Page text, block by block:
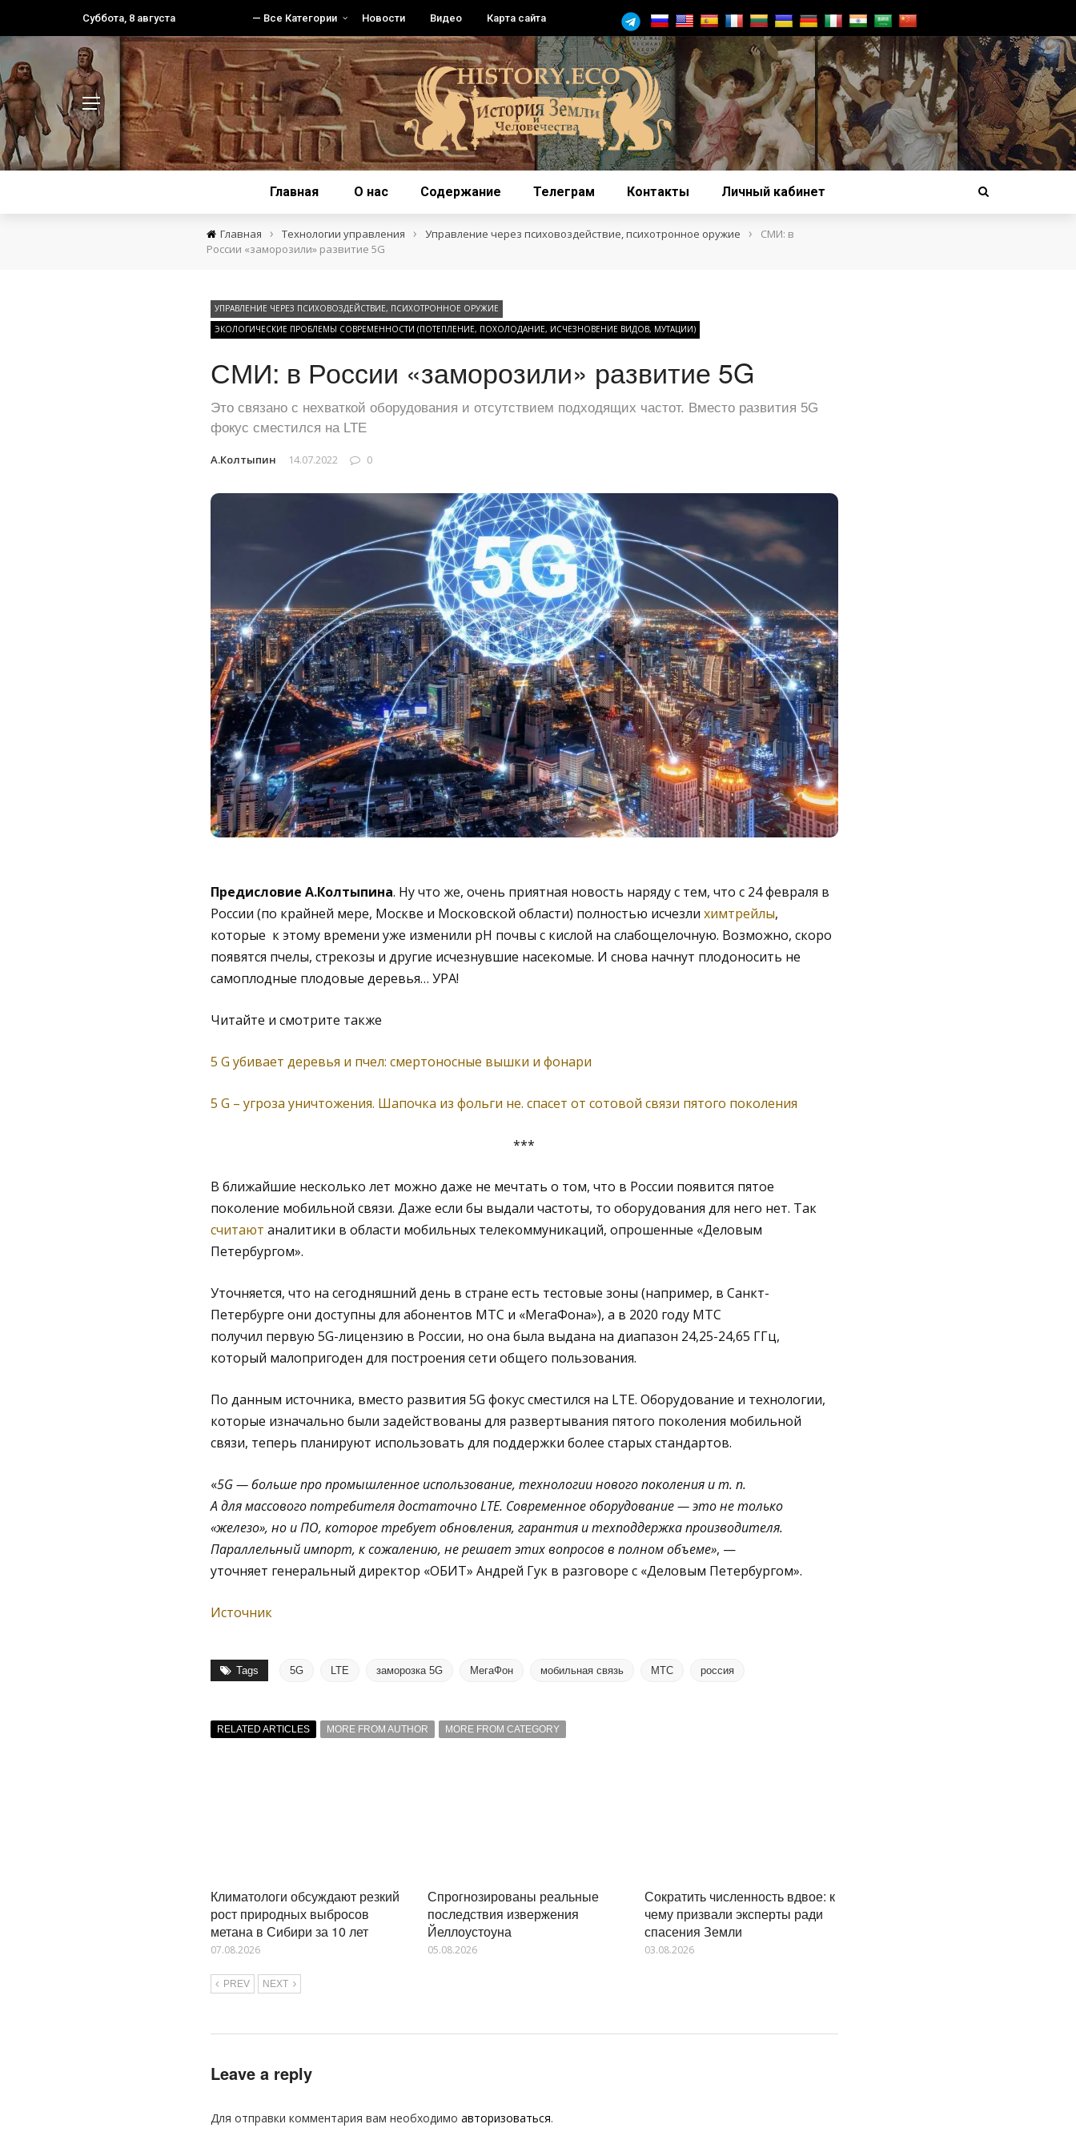
Суббота, 8 августа — Все Категории Новости Видео Карта сайта
Главная О нас Содержание Телеграм Контакты Личный кабинет
Главная › Технологии управления › Управление через психовоздействие, психотронное оружие ›
СМИ: в
России «заморозили» развитие 5G
УПРАВЛЕНИЕ ЧЕРЕЗ ПСИХОВОЗДЕЙСТВИЕ, ПСИХОТРОННОЕ ОРУЖИЕ
ЭКОЛОГИЧЕСКИЕ ПРОБЛЕМЫ СОВРЕМЕННОСТИ (ПОТЕПЛЕНИЕ, ПОХОЛОДАНИЕ, ИСЧЕЗНОВЕНИЕ ВИДОВ, МУТАЦИИ)
СМИ: в России «заморозили» развитие 5G
Это связано с нехваткой оборудования и отсутствием подходящих частот. Вместо развития 5G
фокус сместился на LTE
А.Колтыпин 14.07.2022 0
Предисловие А.Колтыпина. Ну что же, очень приятная новость наряду с тем, что с 24 февраля в
России (по крайней мере, Москве и Московской области) полностью исчезли химтрейлы,
которые к этому времени уже изменили pH почвы с кислой на слабощелочную. Возможно, скоро
появятся пчелы, стрекозы и другие исчезнувшие насекомые. И снова начнут плодоносить не
самоплодные плодовые деревья… УРА!
Читайте и смотрите также
5 G убивает деревья и пчел: смертоносные вышки и фонари
5 G – угроза уничтожения. Шапочка из фольги не. спасет от сотовой связи пятого поколения
***
В ближайшие несколько лет можно даже не мечтать о том, что в России появится пятое
поколение мобильной связи. Даже если бы выдали частоты, то оборудования для него нет. Так
считают аналитики в области мобильных телекоммуникаций, опрошенные «Деловым
Петербургом».
Уточняется, что на сегодняшний день в стране есть тестовые зоны (например, в Санкт-
Петербурге они доступны для абонентов МТС и «МегаФона»), а в 2020 году МТС
получил первую 5G-лицензию в России, но она была выдана на диапазон 24,25-24,65 ГГц,
который малопригоден для построения сети общего пользования.
По данным источника, вместо развития 5G фокус сместился на LTE. Оборудование и технологии,
которые изначально были задействованы для развертывания пятого поколения мобильной
связи, теперь планируют использовать для поддержки более старых стандартов.
«5G — больше про промышленное использование, технологии нового поколения и т. п.
А для массового потребителя достаточно LTE. Современное оборудование — это не только
«железо», но и ПО, которое требует обновления, гарантия и техподдержка производителя.
Параллельный импорт, к сожалению, не решает этих вопросов в полном объеме», —
уточняет генеральный директор «ОБИТ» Андрей Гук в разговоре с «Деловым Петербургом».
Источник
Tags 5G LTE заморозка 5G МегаФон мобильная связь МТС россия
RELATED ARTICLES MORE FROM AUTHOR MORE FROM CATEGORY
Климатологи обсуждают резкий
рост природных выбросов
метана в Сибири за 10 лет
07.08.2026
Спрогнозированы реальные
последствия извержения
Йеллоустоуна
05.08.2026
Сократить численность вдвое: к
чему призвали эксперты ради
спасения Земли
03.08.2026
PREV NEXT
Leave a reply
Для отправки комментария вам необходимо авторизоваться.